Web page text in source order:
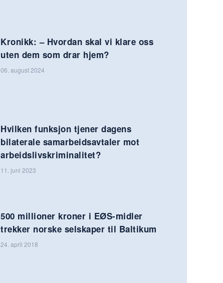
Kronikk: – Hvordan skal vi klare oss
uten dem som drar hjem?
06. august 2024
Hvilken funksjon tjener dagens
bilaterale samarbeidsavtaler mot
arbeidslivskriminalitet?
11. juni 2023
500 millioner kroner i EØS-midler
trekker norske selskaper til Baltikum
24. april 2018